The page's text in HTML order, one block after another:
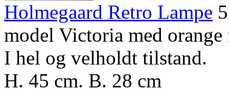
Holmegaard Retro Lampe
model Victoria med orange
I hel og velholdt tilstand.
H. 45 cm. B. 28 cm